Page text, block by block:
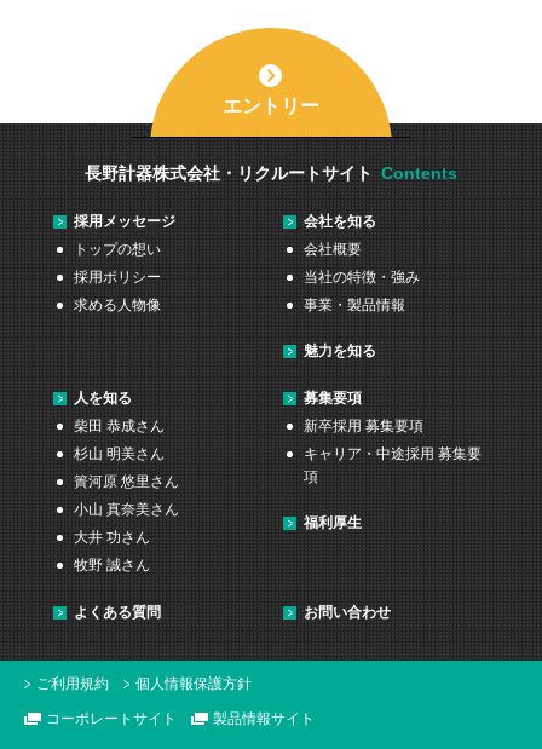
エントリー
長野計器株式会社・リクルートサイト Contents
採用メッセージ
トップの想い
採用ポリシー
求める人物像
会社を知る
会社概要
当社の特徴・強み
事業・製品情報
魅力を知る
人を知る
柴田 恭成さん
杉山 明美さん
簀河原 悠里さん
小山 真奈美さん
大井 功さん
牧野 誠さん
募集要項
新卒採用 募集要項
キャリア・中途採用 募集要
項
福利厚生
よくある質問 お問い合わせ
ご利用規約 個人情報保護方針
コーポレートサイト 製品情報サイト